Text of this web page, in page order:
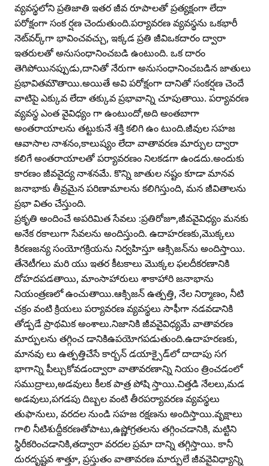
వ్యవస్థలోని ప్రతిజాతి ఇతర జీవ రూపాలతో ప్రత్యక్షంగా లేదా
పరోక్షంగా సంక ర్షణ చెందుతుంది.పర్యావరణ వ్యవస్థను ఒకభారీ
నెట్‌వర్క్‌గా భావించవచ్చు, ఇక్కడ ప్రతి జీవిఒకదారం ద్వారా
ఇతరులతో అనుసంధానించబడి ఉంటుంది. ఒక దారం
తెగిపోయినప్పుడు,దానితో నేరుగా అనుసంధానించబడిన జాతులు
ప్రభావితమౌతాయి.అయితే అవి పరోక్షంగా దానితో సంకర్షణ చెందే
వాటిపై ఎక్కువ లేదా తక్కువ ప్రభావాన్ని చూపుతాయి. పర్యావరణ
వ్యవస్థ ఎంత వైవిధ్యం గా ఉంటుందో,అది అంతబాగా
అంతరాయాలను తట్టుకునే శక్తి కలిగి ఉం టుంది.జీవుల సహజ
ఆవాసాల నాశనం,కాలుష్యం లేదా వాతావరణ మార్పుల ద్వారా
కలిగే అంతరాయాలతో పర్యావరణం నిలకడగా ఉండదు.అందుకు
కారణం జీవవైద్య నాశనమే. కొన్ని జాతుల నష్టం కూడా మానవ
జనాభాకు తీవ్రమైన పరిణామాలను కలిగిస్తుంది, మన జీవితాలను
ప్రభా వితం చేస్తుంది.
ప్రకృతి అందించే అపరిమిత సేవలు :ప్రతిరోజూ,జీవవైవిధ్యం మనకు
అనేక రకాలుగా సేవలను అందిస్తుంది. ఉదాహరణకు,మొక్కలు
కిరణజన్య సంయోగక్రియను నిర్వహిస్తూ ఆక్సిజన్‌ను అందిస్తాయి.
తేనెటీగలు మరి యు ఇతర కీటకాలు మొక్కల ఫలదీకరణానికి
దోహదపడతాయి, మాంసాహారులు శాకాహారి జనాభాను
నియంత్రణలో ఉంచుతాయి.ఆక్సిజన్‌ ఉత్పత్తి, నేల నిర్మాణం, నీటి
చక్రం వంటి క్రియలు పర్యావరణ వ్యవస్థలు సాఫీగా నడవడానికి
తోడ్పడే ప్రాథమిక అంశాలు.నిజానికి జీవవైవిధ్యమే వాతావరణ
మార్పులను తగ్గించ డానికిఉపయోగపడుతుంది.ఉదాహరణకు,
మానవు లు ఉత్పత్తిచేసే కార్బన్‌ డయాక్సైడ్‌లో దాదాపు సగ
భాగాన్ని పీల్చుకోవడంద్వారా వాతావరణాన్ని నియం త్రించడంలో
సముద్రాలు,అడవులు కీలక పాత్ర పోషి స్తాయి.చిత్తడి నేలలు,మడ
అడవులు,పగడపు దిబ్బల వంటి తీరపర్యావరణ వ్యవస్థలు
తుఫానులు, వరదల నుండి సహజ రక్షణను అందిస్తాయి.వృక్షాలు
గాలి నీటిశుద్దీకరణతోపాటు,ఉష్ణోగ్రతలను తగ్గించడానికి, మట్టిని
స్థిరీకరించడానికి,తద్వారా వరదల ప్రమా దాన్ని తగ్గిస్తాయి. కానీ
దురదృష్టవ శాత్తూ, ప్రస్తుతం వాతావరణ మార్పులే జీవవైవిధ్యాన్ని